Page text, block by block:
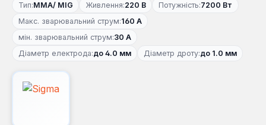
Тип:MMA/ MIG Живлення:220 В Потужність:7200 Вт
Макс. зварювальний струм:160 А
мін. зварювальний струм:30 А
Діаметр електрода:до 4.0 мм Діаметр дроту:до 1.0 мм